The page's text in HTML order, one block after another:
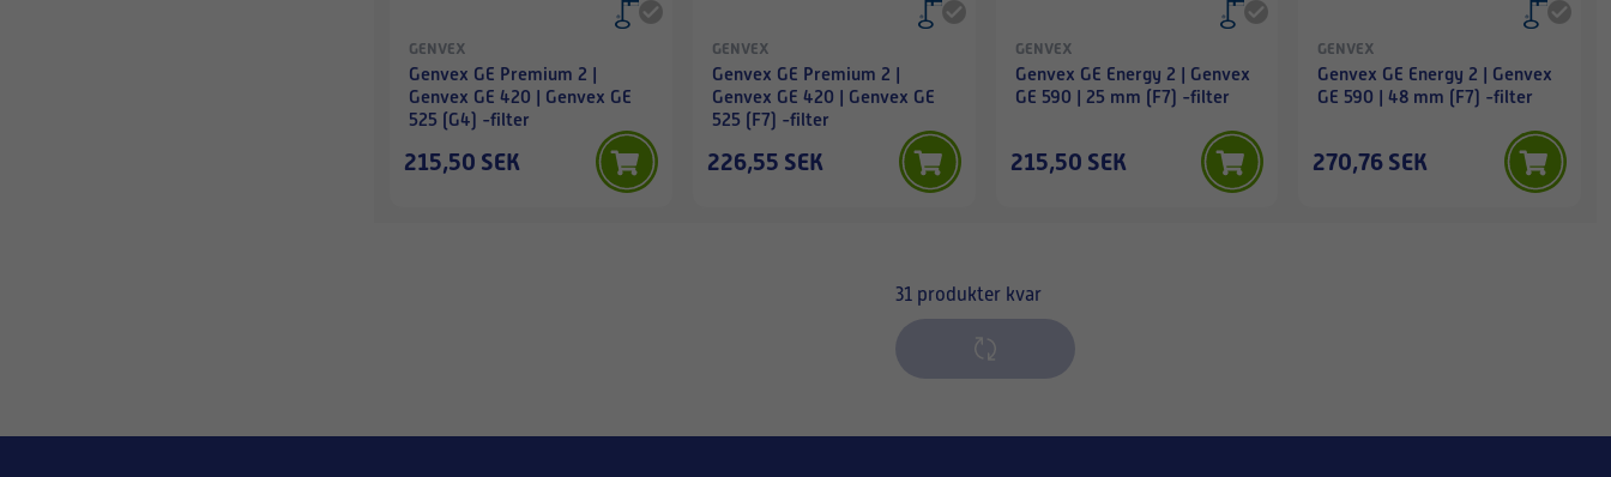
GENVEX
Genvex GE Premium 2 |
Genvex GE 420 | Genvex GE
525 (G4) -filter
215,50 SEK
GENVEX
Genvex GE Premium 2 |
Genvex GE 420 | Genvex GE
525 (F7) -filter
226,55 SEK
GENVEX
Genvex GE Energy 2 | Genvex
GE 590 | 25 mm (F7) -filter
215,50 SEK
GENVEX
Genvex GE Energy 2 | Genvex
GE 590 | 48 mm (F7) -filter
270,76 SEK